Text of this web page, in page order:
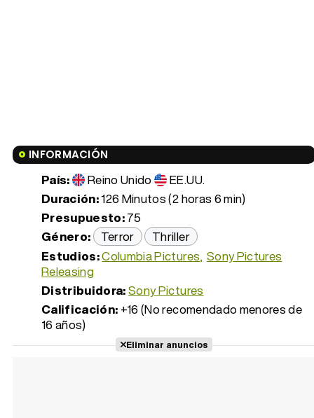
INFORMACIÓN
País: Reino Unido
EE.UU.
Duración:126 Minutos (2 horas 6 min)
Presupuesto:75
Género:
Terror
Thriller
Estudios:Columbia Pictures Sony Pictures
Releasing
Distribuidora:Sony Pictures
Calificación: +16 (No recomendado menores de
16 años)
Eliminar anuncios